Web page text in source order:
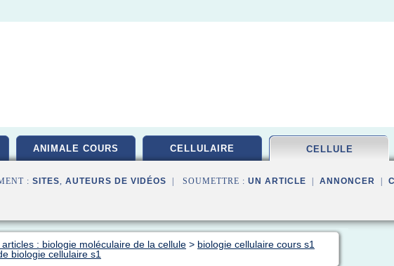
ANIMALE COURS CELLULAIRE CELLULE
: SITES, AUTEURS DE VIDÉOS | SOUMETTRE : UN ARTICLE ANNONCER
: biologie moléculaire de la cellule > biologie cellulaire cours s1
biologie cellulaire s1